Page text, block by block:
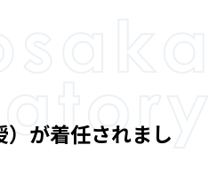
が着任されまし